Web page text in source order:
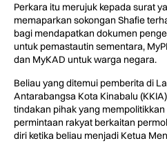
Perkara itu merujuk kepada surat
memaparkan sokongan Shafie
bagi mendapatkan dokumen
untuk pemastautin sementara,
dan MyKAD untuk warga negara.
Beliau yang ditemui pemberita di
Antarabangsa Kota Kinabalu
tindakan pihak yang
permintaan rakyat berkaitan
diri ketika beliau menjadi Ketua